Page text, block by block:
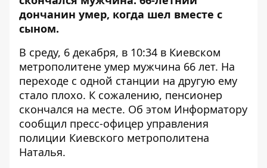
дончанин умер, когда шел вместе с
сыном.
В среду, 6 декабря, в 10:34 в Киевском
метрополитене умер мужчина 66 лет. На
переходе с одной станции на другую ему
стало плохо. К сожалению, пенсионер
скончался на месте. Об этом Информатору
сообщил пресс-офицер управления
полиции Киевского метрополитена
Наталья.